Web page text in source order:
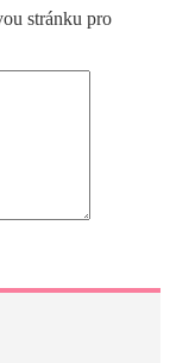
stránku pro